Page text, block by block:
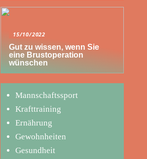
15/10/2022
Gut zu wissen, wenn Sie
eine Brustoperation
wünschen
Mannschaftssport
Krafttraining
Ernährung
Gewohnheiten
Gesundheit